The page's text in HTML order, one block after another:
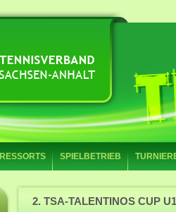
RESSORTS SPIELBETRIEB
2. TSA-TALENTINOS CUP